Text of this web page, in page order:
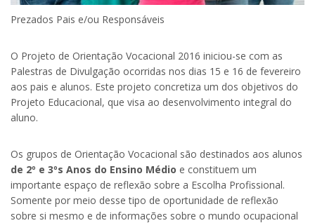
Prezados Pais e/ou Responsáveis
O Projeto de Orientação Vocacional 2016 iniciou-se com as
Palestras de Divulgação ocorridas nos dias 15 e 16 de fevereiro
aos pais e alunos. Este projeto concretiza um dos objetivos do
Projeto Educacional, que visa ao desenvolvimento integral do
aluno.
Os grupos de Orientação Vocacional são destinados aos alunos
de 2º e 3ºs Anos do Ensino Médio e constituem um
importante espaço de reflexão sobre a Escolha Profissional.
Somente por meio desse tipo de oportunidade de reflexão
sobre si mesmo e de informações sobre o mundo ocupacional